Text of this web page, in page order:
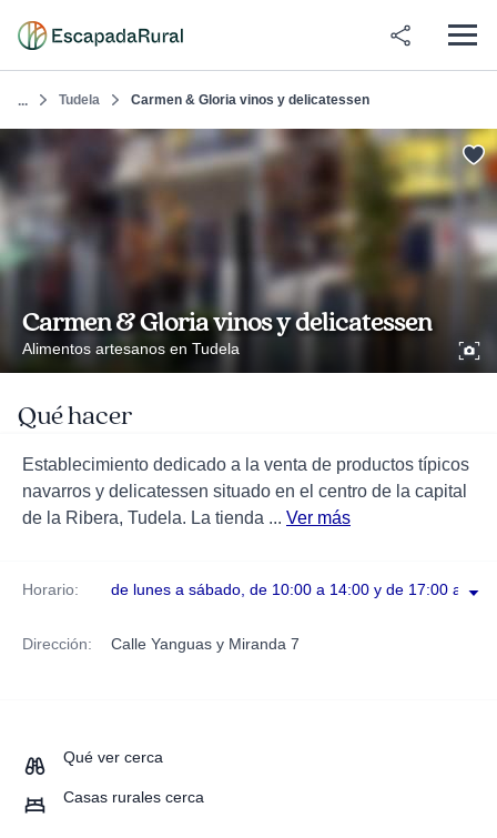
... Tudela Carmen & Gloria vinos y delicatessen
Carmen & Gloria vinos y delicatessen
Alimentos artesanos en Tudela
Qué hacer
Establecimiento dedicado a la venta de productos típicos
navarros y delicatessen situado en el centro de la capital
de la Ribera, Tudela. La tienda ... Ver más
Horario: de lunes a sábado, de 10:00 a 14:00 y de 17:00 a
Dirección: Calle Yanguas y Miranda 7
Qué ver cerca
Casas rurales cerca